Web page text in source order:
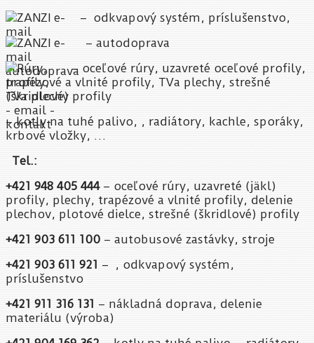
– odkvapový systém, príslušenstvo,
– autodoprava
– oceľové rúry, uzavreté oceľové profily,
trapézové a vlnité profily, TVa plechy, strešné
(škridlové) profily
– kotly na tuhé palivo, , radiátory, kachle, sporáky,
krbové vložky, …
Tel.:
+421 948 405 444– oceľové rúry, uzavreté (jäkl)
profily, plechy, trapézové a vlnité profily, delenie
plechov, plotové dielce, strešné (škridlové) profily
+421 903 611 100 – autobusové zastávky, stroje
+421 903 611 921 – , odkvapový systém,
príslušenstvo
+421 911 316 131 – nákladná doprava, delenie
materiálu (výroba)